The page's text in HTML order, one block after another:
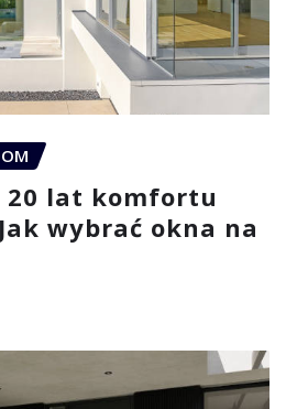
20 lat komfortu
wybrać okna na